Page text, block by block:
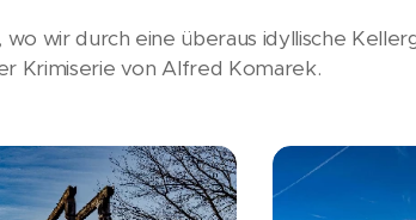
wir durch eine überaus idyllische
Krimiserie von Alfred Komarek.